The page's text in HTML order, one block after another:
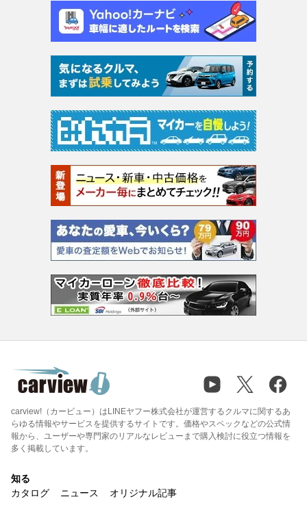
carview!（カービュー）はLINEヤフー株式会社が運営するクルマに関するあ
らゆる情報やサービスを提供するサイトです。価格やスペックなどの公式情
報から、ユーザーや専門家のリアルなレビューまで購入検討に役立つ情報を
多く掲載しています。
知る
カタログ
ニュース オリジナル記事